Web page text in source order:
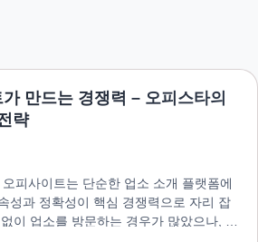
만드는 경쟁력 – 오피스타의
략
성과 정확성이 핵심 경쟁력으로 자리 잡
이 업소를 방문하는 경우가 많았으나, 오